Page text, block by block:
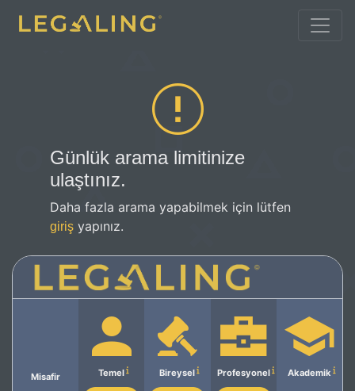
Günlük arama limitinize
ulaştınız.
Daha fazla arama yapabilmek için lütfen
giriş yapınız.
Misafir Temel Bireysel Profesyonel Akademik